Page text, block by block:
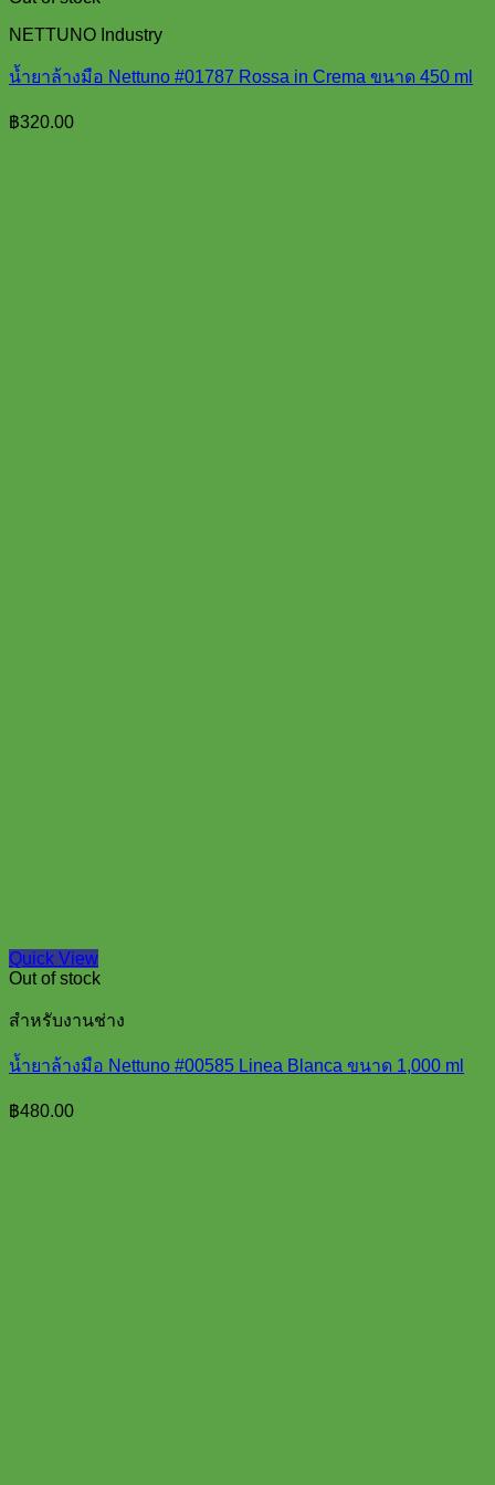
NETTUNO Industry
น้ำยาล้างมือ Nettuno #01787 Rossa in Crema ขนาด 450 ml
฿320.00
Quick View
Out of stock
สำหรับงานช่าง
น้ำยาล้างมือ Nettuno #00585 Linea Blanca ขนาด 1,000 ml
฿480.00